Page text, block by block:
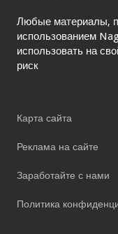
Любые материалы,
использованием
использовать на
риск
Карта сайта
Реклама на сайте
Заработайте с нами
Политика